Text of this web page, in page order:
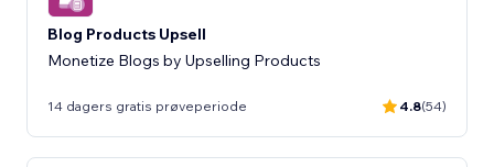
Blog Products Upsell
Monetize Blogs by Upselling Products
14 dagers gratis prøveperiode 4.8(54)